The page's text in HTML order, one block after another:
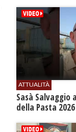
ATTUALITÀ
Sasà Salvaggio
della Pasta 2026